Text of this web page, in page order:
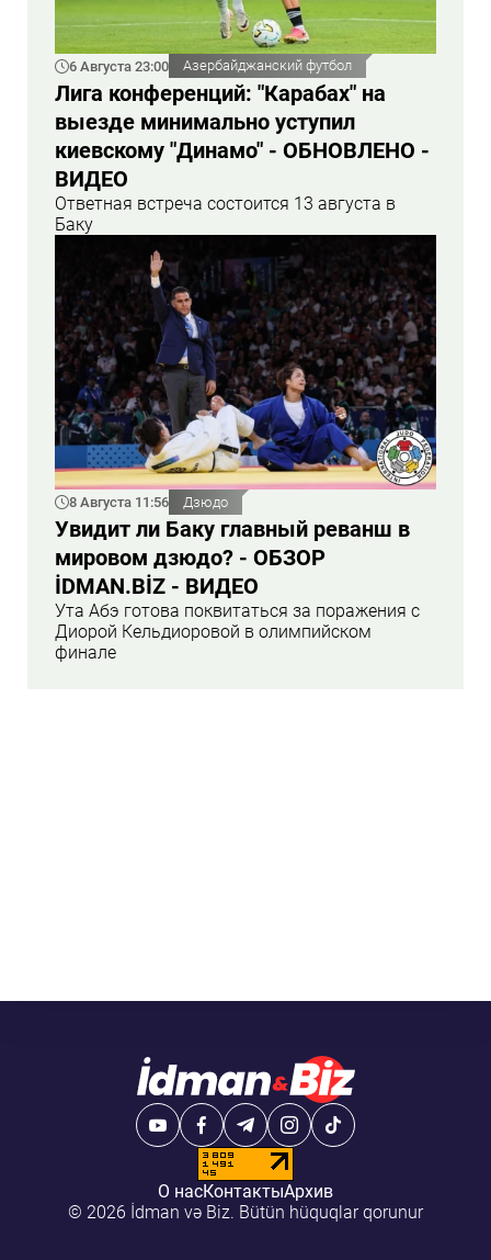
6 Августа 23:00 Азербайджанский футбол
Лига конференций: "Карабах" на
выезде минимально уступил
киевскому "Динамо" - ОБНОВЛЕНО -
ВИДЕО
Ответная встреча состоится 13 августа в
Баку
8 Августа 11:56 Дзюдо
Увидит ли Баку главный реванш в
мировом дзюдо? - ОБЗОР
İDMAN.BİZ - ВИДЕО
Ута Абэ готова поквитаться за поражения с
Диорой Кельдиоровой в олимпийском
финале
О насКонтактыАрхив
© 2026 İdman və Biz. Bütün hüquqlar qorunur